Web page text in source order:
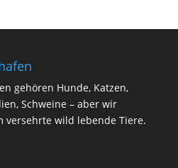
gehören Hunde, Katzen,
Schweine – aber wir
versehrte wild lebende Tiere.